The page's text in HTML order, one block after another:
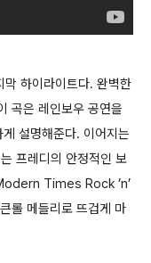
하이라이트다. 완벽한
곡은 레인보우 공연을
설명해준다. 이어지는
프레디의 안정적인 보
Times Rock ’n’
롤 메들리로 뜨겁게 마